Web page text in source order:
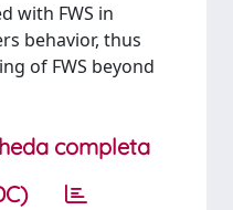
with FWS in
behavior, thus
of FWS beyond
completa